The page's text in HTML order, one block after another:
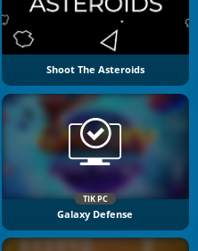
Shoot The Asteroids
TIK PC
Galaxy Defense